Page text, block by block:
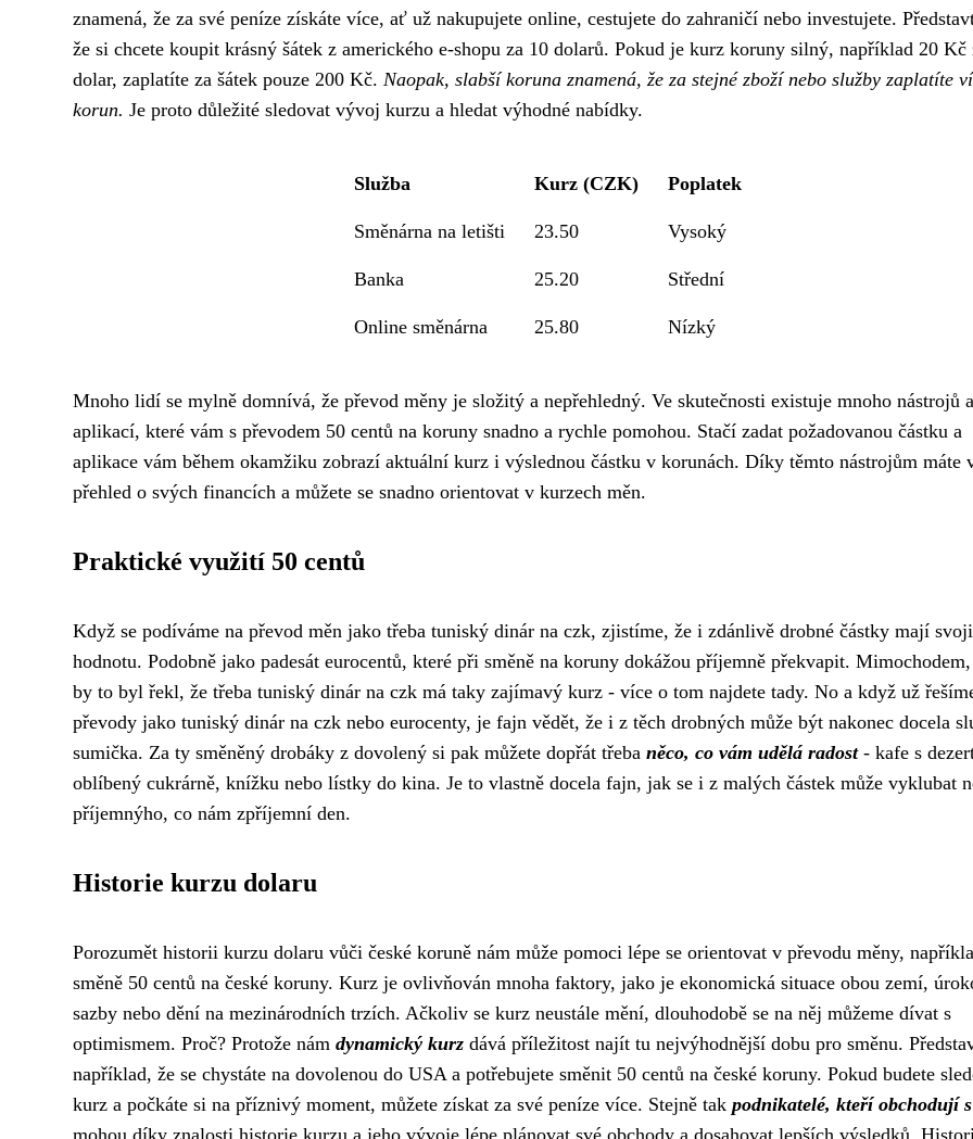
znamená, že za své peníze získáte více, ať už nakupujete online, cestujete do zahraničí nebo investujete.
že si chcete koupit krásný šátek z amerického e-shopu za 10 dolarů. Pokud je kurz koruny silný, například 20 Kč
dolar, zaplatíte za šátek pouze 200 Kč. Naopak, slabší koruna znamená, že za stejné zboží nebo služby zaplatíte
korun. Je proto důležité sledovat vývoj kurzu a hledat výhodné nabídky.
Služba Kurz (CZK) Poplatek
Směnárna na letišti 23.50 Vysoký
Banka 25.20 Střední
Online směnárna 25.80 Nízký
Mnoho lidí se mylně domnívá, že převod měny je složitý a nepřehledný. Ve skutečnosti existuje mnoho nástrojů a
aplikací, které vám s převodem 50 centů na koruny snadno a rychle pomohou. Stačí zadat požadovanou částku a
aplikace vám během okamžiku zobrazí aktuální kurz i výslednou částku v korunách. Díky těmto nástrojům máte
přehled o svých financích a můžete se snadno orientovat v kurzech měn.
Praktické využití 50 centů
Když se podíváme na převod měn jako třeba tuniský dinár na czk, zjistíme, že i zdánlivě drobné částky mají svoji
hodnotu. Podobně jako padesát eurocentů, které při směně na koruny dokážou příjemně překvapit.
by to byl řekl, že třeba tuniský dinár na czk má taky zajímavý kurz - více o tom najdete tady. No a když už
převody jako tuniský dinár na czk nebo eurocenty, je fajn vědět, že i z těch drobných může být nakonec docela
sumička. Za ty směněný drobáky z dovolený si pak můžete dopřát třeba něco, co vám udělá radost- kafe s
oblíbený cukrárně, knížku nebo lístky do kina. Je to vlastně docela fajn, jak se i z malých částek může vyklubat
příjemnýho, co nám zpříjemní den.
Historie kurzu dolaru
Porozumět historii kurzu dolaru vůči české koruně nám může pomoci lépe se orientovat v převodu měny,
směně 50 centů na české koruny. Kurz je ovlivňován mnoha faktory, jako je ekonomická situace obou zemí,
sazby nebo dění na mezinárodních trzích. Ačkoliv se kurz neustále mění, dlouhodobě se na něj můžeme dívat s
optimismem. Proč? Protože nám dynamický kurz dává příležitost najít tu nejvýhodnější dobu pro směnu.
například, že se chystáte na dovolenou do USA a potřebujete směnit 50 centů na české koruny. Pokud budete
kurz a počkáte si na příznivý moment, můžete získat za své peníze více. Stejně tak podnikatelé, kteří obchodují
mohou díky znalosti historie kurzu a jeho vývoje lépe plánovat své obchody a dosahovat lepších výsledků.